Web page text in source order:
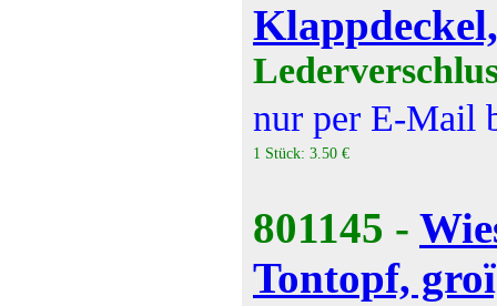
nur per E-Mail
1 Stück: 3.50 €
801145 -
Tontopf,